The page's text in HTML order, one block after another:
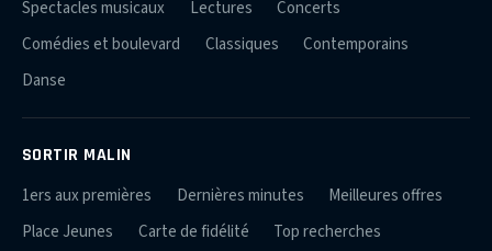
Spectacles musicaux
Lectures
Concerts
Comédies et boulevard
Classiques
Contemporains
Danse
SORTIR MALIN
1ers aux premières Dernières minutes
Meilleures offres
Place Jeunes
Carte de fidélité Top recherches